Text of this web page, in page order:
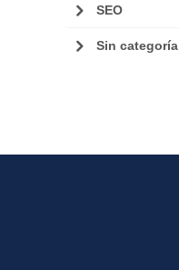
SEO
Sin categoría